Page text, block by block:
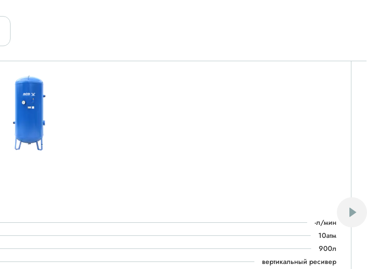
-л/мин
10атм
900л
вертикальный ресивер